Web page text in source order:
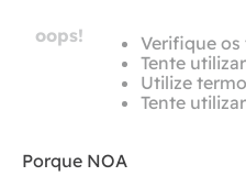
oops!
Verifique
Tente
Utilize
Tente
Porque NOA